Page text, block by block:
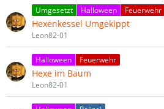
Umgesetzt Halloween Feuerwehr
Hexenkessel Umgekippt
Leon82-01
Halloween Feuerwehr
Hexe im Baum
Leon82-01